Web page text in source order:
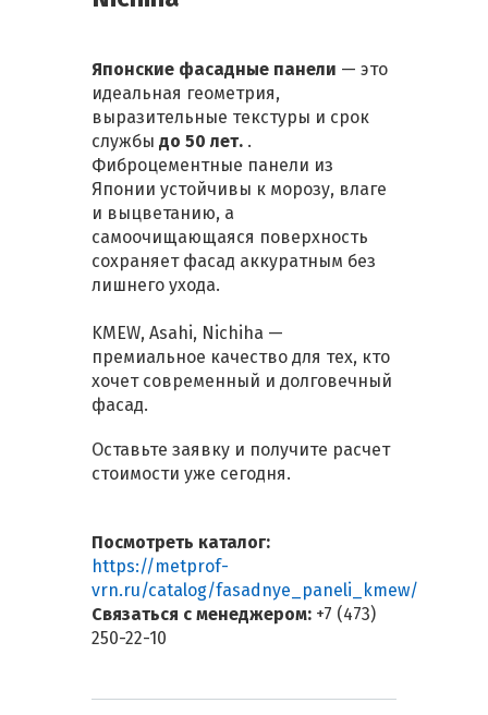
Японские фасадные панели — это
идеальная геометрия,
выразительные текстуры и срок
службы до 50 лет. .
Фиброцементные панели из
Японии устойчивы к морозу, влаге
и выцветанию, а
самоочищающаяся поверхность
сохраняет фасад аккуратным без
лишнего ухода.
KMEW, Asahi, Nichiha —
премиальное качество для тех, кто
хочет современный и долговечный
фасад.
Оставьте заявку и получите расчет
стоимости уже сегодня.
Посмотреть каталог:
https://metprof-
vrn.ru/catalog/fasadnye_paneli_kmew/
Связаться с менеджером: +7 (473)
250-22-10